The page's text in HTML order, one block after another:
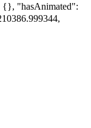
{}, "hasAnimated":